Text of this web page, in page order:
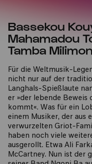
Bassekou
Mahamadou
Tamba
Für die Weltmusik-
nicht nur auf der
Langhals-Spießlaute
er »der lebende Beweis
kommt«. Was für ein
einem Musiker, der aus
verwurzelten Griot-
haben noch viele
ausgerollt. Etwa Ali
McCartney. Nun ist der